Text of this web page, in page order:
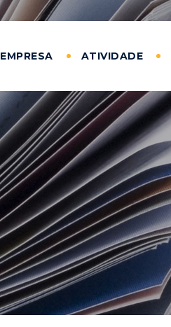
EMPRESA ATIVIDADE